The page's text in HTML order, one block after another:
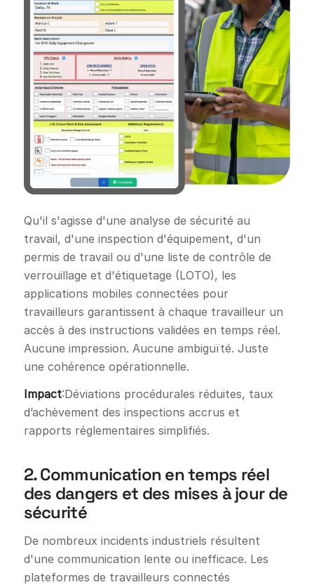
Qu'il s'agisse d'une analyse de sécurité au
travail, d'une inspection d'équipement, d'un
permis de travail ou d'une liste de contrôle de
verrouillage et d'étiquetage (LOTO), les
applications mobiles connectées pour
travailleurs garantissent à chaque travailleur un
accès à des instructions validées en temps réel.
Aucune impression. Aucune ambiguïté. Juste
une cohérence opérationnelle.
Impact:Déviations procédurales réduites, taux
d’achèvement des inspections accrus et
rapports réglementaires simplifiés.
2. Communication en temps réel
des dangers et des mises à jour de
sécurité
De nombreux incidents industriels résultent
d'une communication lente ou inefficace. Les
plateformes de travailleurs connectés